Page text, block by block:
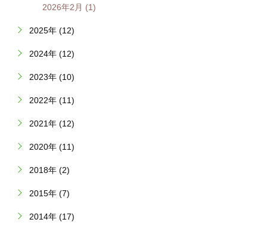
2026年2月 (1)
2025年 (12)
2024年 (12)
2023年 (10)
2022年 (11)
2021年 (12)
2020年 (11)
2018年 (2)
2015年 (7)
2014年 (17)